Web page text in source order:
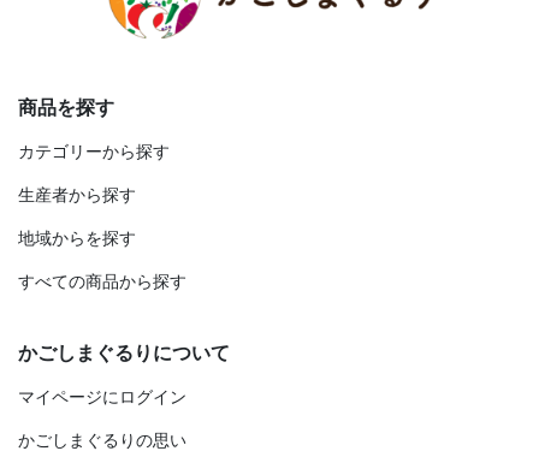
商品を探す
カテゴリーから探す
生産者から探す
地域からを探す
すべての商品から探す
かごしまぐるりについて
マイページにログイン
かごしまぐるりの思い